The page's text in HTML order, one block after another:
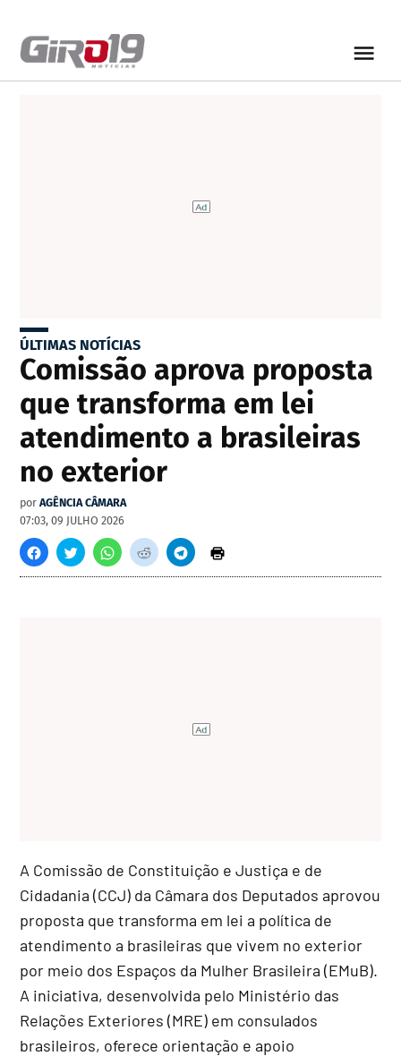
ÚLTIMAS NOTÍCIAS
Comissão aprova proposta
que transforma em lei
atendimento a brasileiras
no exterior
por AGÊNCIA CÂMARA
07:03, 09 JULHO 2026
A Comissão de Constituição e Justiça e de
Cidadania (CCJ) da Câmara dos Deputados aprovou
proposta que transforma em lei a política de
atendimento a brasileiras que vivem no exterior
por meio dos Espaços da Mulher Brasileira (EMuB).
A iniciativa, desenvolvida pelo Ministério das
Relações Exteriores (MRE) em consulados
brasileiros, oferece orientação e apoio